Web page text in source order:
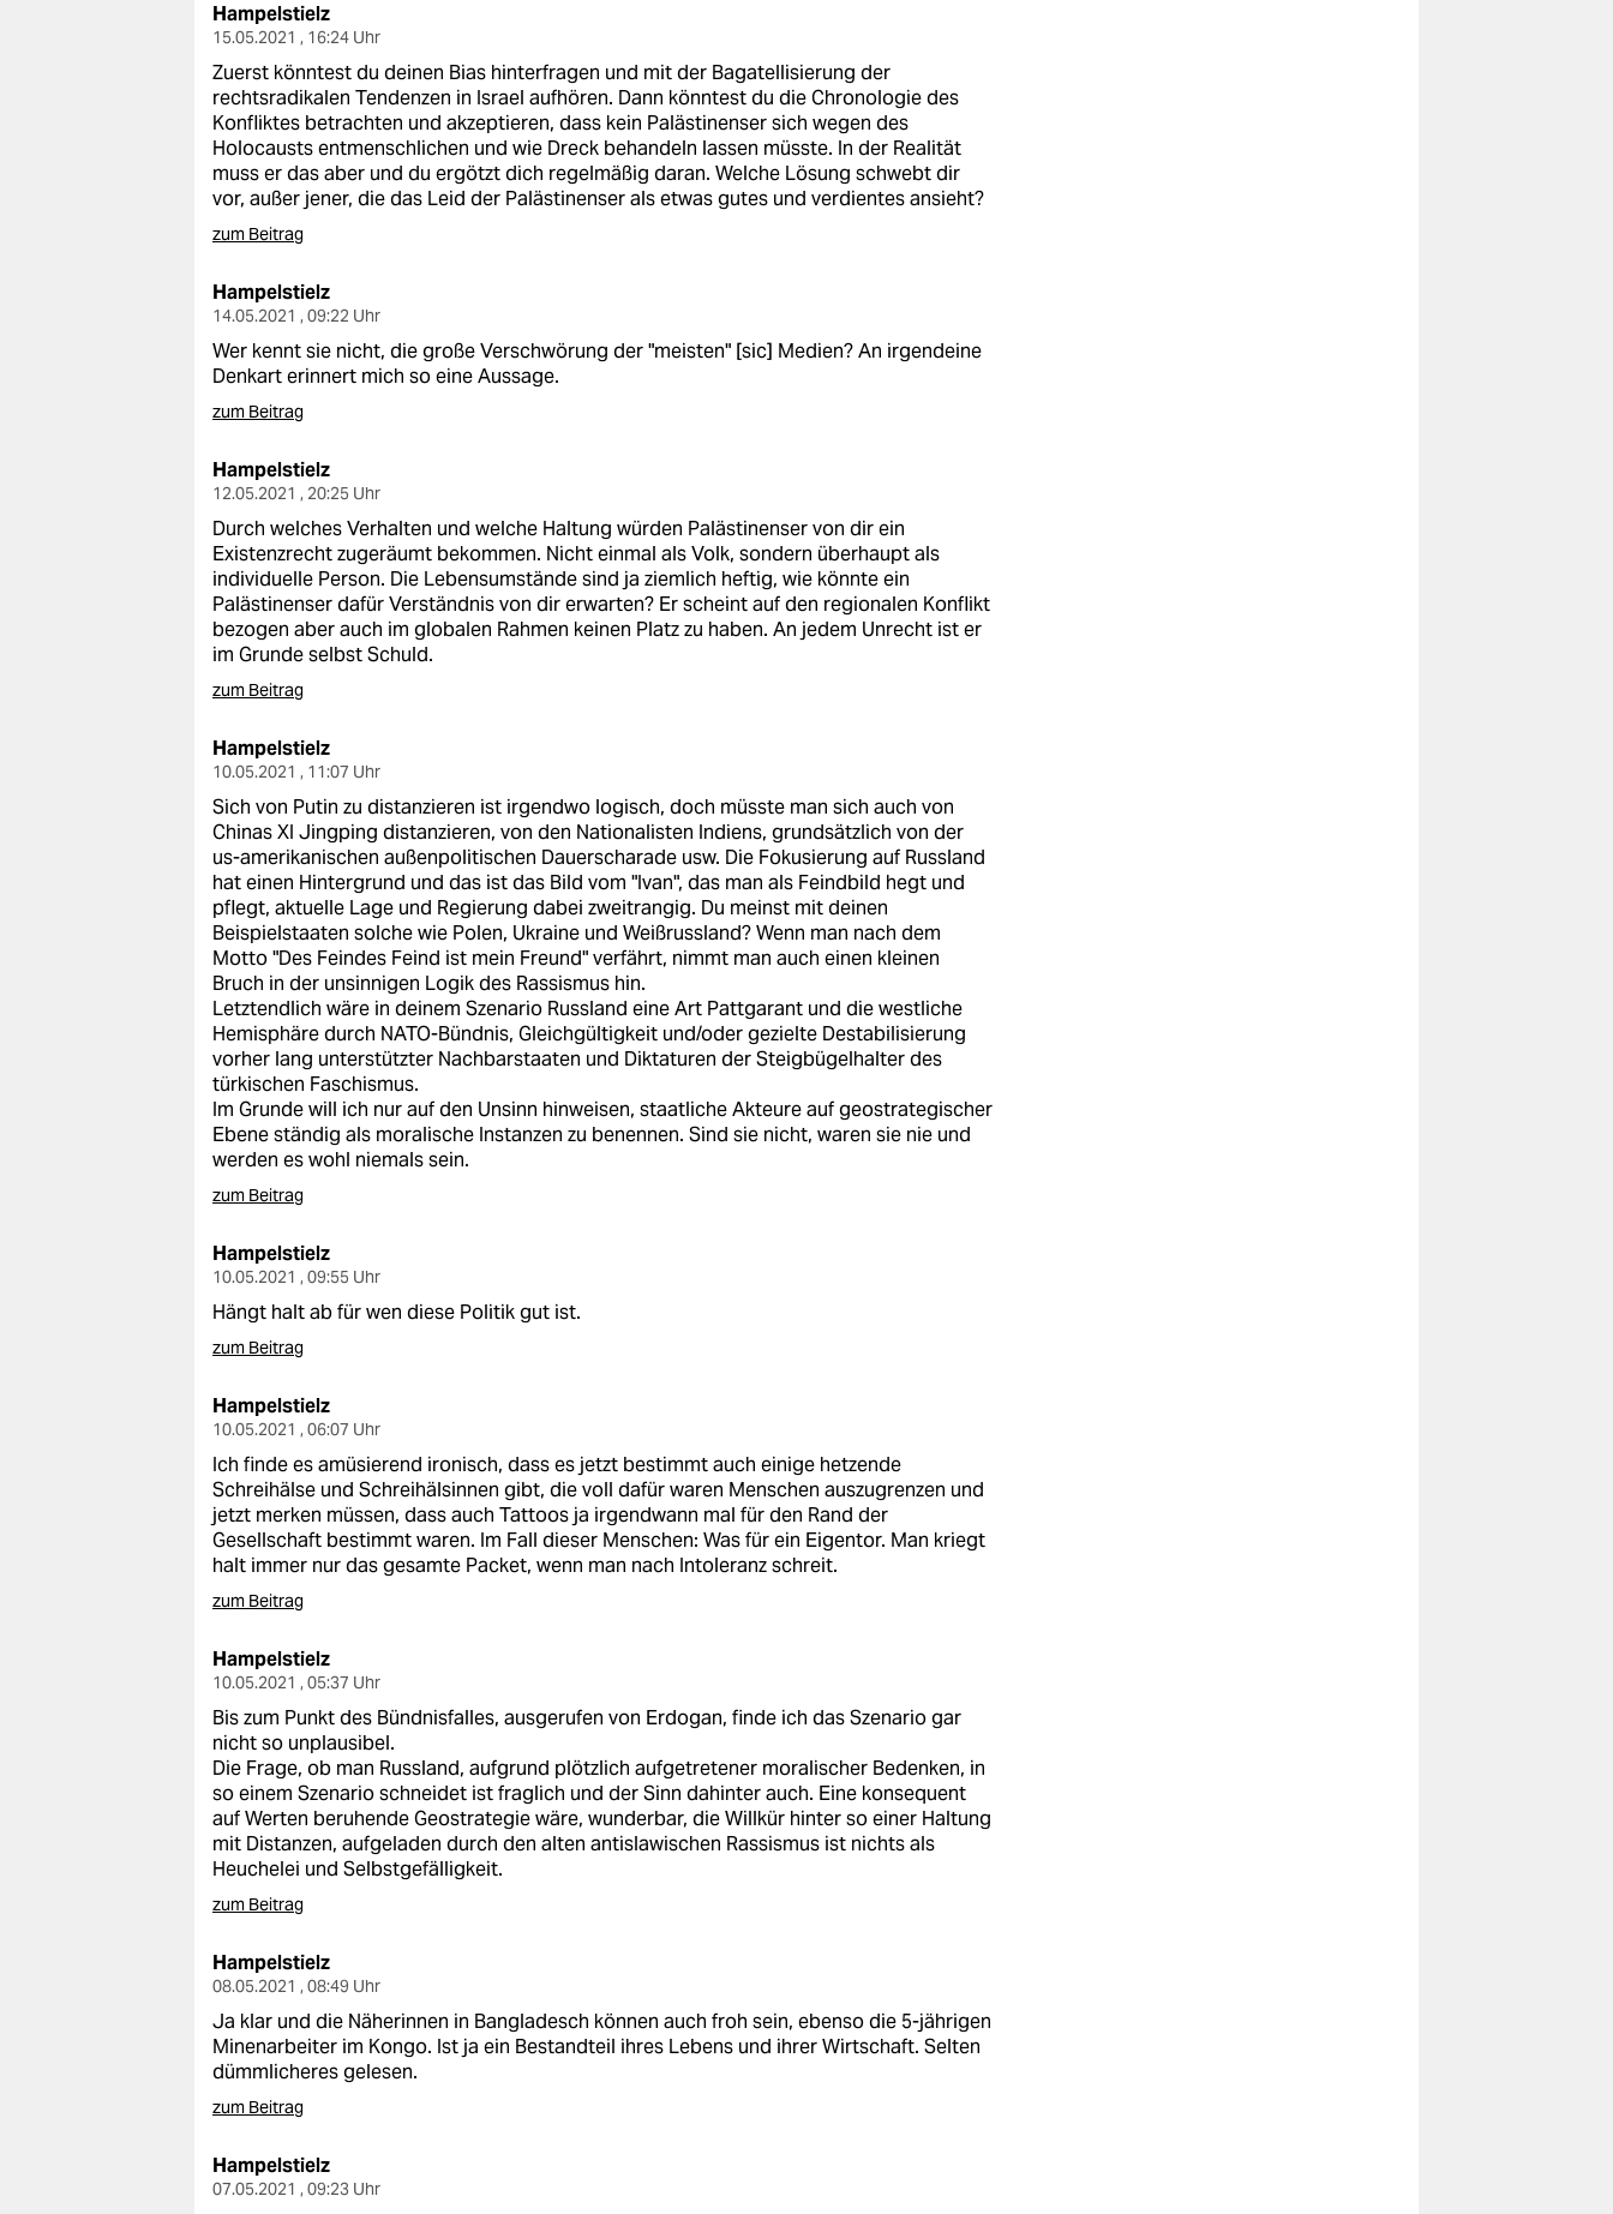
Hampelstielz
15.05.2021 , 16:24 Uhr
Zuerst könntest du deinen Bias hinterfragen und mit der Bagatellisierung der
rechtsradikalen Tendenzen in Israel aufhören. Dann könntest du die Chronologie des
Konfliktes betrachten und akzeptieren, dass kein Palästinenser sich wegen des
Holocausts entmenschlichen und wie Dreck behandeln lassen müsste. In der Realität
muss er das aber und du ergötzt dich regelmäßig daran. Welche Lösung schwebt dir
vor, außer jener, die das Leid der Palästinenser als etwas gutes und verdientes ansieht?
zum Beitrag
Hampelstielz
14.05.2021 , 09:22 Uhr
Wer kennt sie nicht, die große Verschwörung der "meisten" [sic] Medien? An irgendeine
Denkart erinnert mich so eine Aussage.
zum Beitrag
Hampelstielz
12.05.2021 , 20:25 Uhr
Durch welches Verhalten und welche Haltung würden Palästinenser von dir ein
Existenzrecht zugeräumt bekommen. Nicht einmal als Volk, sondern überhaupt als
individuelle Person. Die Lebensumstände sind ja ziemlich heftig, wie könnte ein
Palästinenser dafür Verständnis von dir erwarten? Er scheint auf den regionalen Konflikt
bezogen aber auch im globalen Rahmen keinen Platz zu haben. An jedem Unrecht ist er
im Grunde selbst Schuld.
zum Beitrag
Hampelstielz
10.05.2021 , 11:07 Uhr
Sich von Putin zu distanzieren ist irgendwo logisch, doch müsste man sich auch von
Chinas XI Jingping distanzieren, von den Nationalisten Indiens, grundsätzlich von der
us-amerikanischen außenpolitischen Dauerscharade usw. Die Fokusierung auf Russland
hat einen Hintergrund und das ist das Bild vom "Ivan", das man als Feindbild hegt und
pflegt, aktuelle Lage und Regierung dabei zweitrangig. Du meinst mit deinen
Beispielstaaten solche wie Polen, Ukraine und Weißrussland? Wenn man nach dem
Motto "Des Feindes Feind ist mein Freund" verfährt, nimmt man auch einen kleinen
Bruch in der unsinnigen Logik des Rassismus hin.
Letztendlich wäre in deinem Szenario Russland eine Art Pattgarant und die westliche
Hemisphäre durch NATO-Bündnis, Gleichgültigkeit und/oder gezielte Destabilisierung
vorher lang unterstützter Nachbarstaaten und Diktaturen der Steigbügelhalter des
türkischen Faschismus.
Im Grunde will ich nur auf den Unsinn hinweisen, staatliche Akteure auf geostrategischer
Ebene ständig als moralische Instanzen zu benennen. Sind sie nicht, waren sie nie und
werden es wohl niemals sein.
zum Beitrag
Hampelstielz
10.05.2021 , 09:55 Uhr
Hängt halt ab für wen diese Politik gut ist.
zum Beitrag
Hampelstielz
10.05.2021 , 06:07 Uhr
Ich finde es amüsierend ironisch, dass es jetzt bestimmt auch einige hetzende
Schreihälse und Schreihälsinnen gibt, die voll dafür waren Menschen auszugrenzen und
jetzt merken müssen, dass auch Tattoos ja irgendwann mal für den Rand der
Gesellschaft bestimmt waren. Im Fall dieser Menschen: Was für ein Eigentor. Man kriegt
halt immer nur das gesamte Packet, wenn man nach Intoleranz schreit.
zum Beitrag
Hampelstielz
10.05.2021 , 05:37 Uhr
Bis zum Punkt des Bündnisfalles, ausgerufen von Erdogan, finde ich das Szenario gar
nicht so unplausibel.
Die Frage, ob man Russland, aufgrund plötzlich aufgetretener moralischer Bedenken, in
so einem Szenario schneidet ist fraglich und der Sinn dahinter auch. Eine konsequent
auf Werten beruhende Geostrategie wäre, wunderbar, die Willkür hinter so einer Haltung
mit Distanzen, aufgeladen durch den alten antislawischen Rassismus ist nichts als
Heuchelei und Selbstgefälligkeit.
zum Beitrag
Hampelstielz
08.05.2021 , 08:49 Uhr
Ja klar und die Näherinnen in Bangladesch können auch froh sein, ebenso die 5-jährigen
Minenarbeiter im Kongo. Ist ja ein Bestandteil ihres Lebens und ihrer Wirtschaft. Selten
dümmlicheres gelesen.
zum Beitrag
Hampelstielz
07.05.2021 , 09:23 Uhr